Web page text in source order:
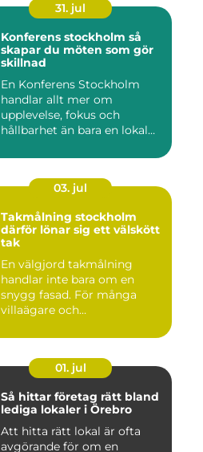
31. jul
Konferens stockholm så
skapar du möten som gör
skillnad
En Konferens Stockholm
handlar allt mer om
upplevelse, fokus och
hållbarhet än bara en lokal
03. jul
Takmålning stockholm
därför lönar sig ett välskött
tak
En välgjord takmålning
handlar inte bara om en
snygg fasad. För många
villaägare och
01. jul
Så hittar företag rätt bland
lediga lokaler i Örebro
Att hitta rätt lokal är ofta
avgörande för om en